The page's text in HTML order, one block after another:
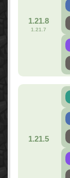
1.21.8
1.21.7
1.21.5